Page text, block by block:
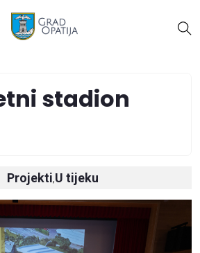
stadion
Projekti,U tijeku